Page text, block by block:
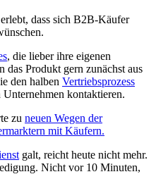
dass sich B2B-Käufer
, die lieber ihre eigenen
das Produkt gern zunächst aus
den halben Vertriebsprozess
kontaktieren.
zu neuen Wegen der
mit Käufern.
galt, reicht heute nicht mehr.
Nicht vor 10 Minuten,